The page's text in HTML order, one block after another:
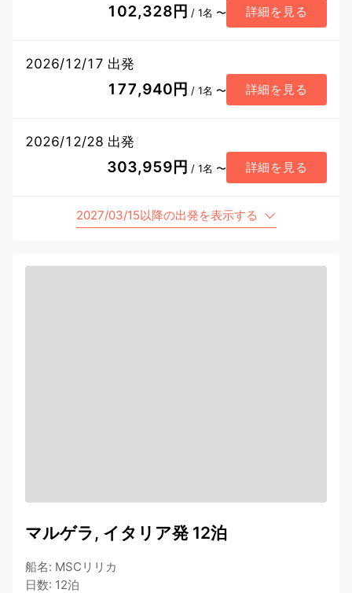
102,328円 / 1名 〜 詳細を見る
2026/12/17 出発
177,940円 / 1名 〜 詳細を見る
2026/12/28 出発
303,959円 / 1名 〜 詳細を見る
2027/03/15以降の出発を表示する
マルゲラ, イタリア発 12泊
船名: MSCリリカ
日数: 12泊